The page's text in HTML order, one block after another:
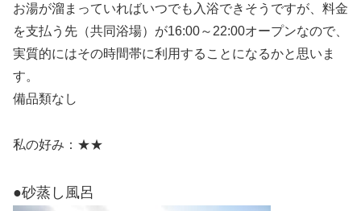
お湯が溜まっていればいつでも入浴できそうですが、料金
を支払う先（共同浴場）が16:00～22:00オープンなので、
実質的にはその時間帯に利用することになるかと思いま
す。
備品類なし
私の好み：★★
●砂蒸し風呂